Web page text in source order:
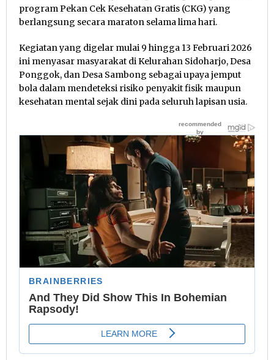
program Pekan Cek Kesehatan Gratis (CKG) yang
berlangsung secara maraton selama lima hari.
Kegiatan yang digelar mulai 9 hingga 13 Februari 2026
ini menyasar masyarakat di Kelurahan Sidoharjo, Desa
Ponggok, dan Desa Sambong sebagai upaya jemput
bola dalam mendeteksi risiko penyakit fisik maupun
kesehatan mental sejak dini pada seluruh lapisan usia.